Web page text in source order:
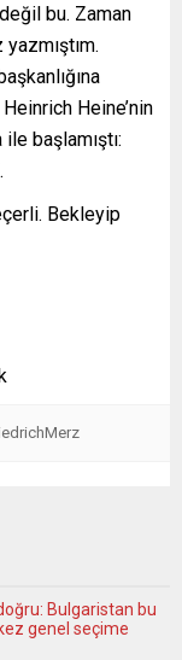
bu. Zaman
Heine’nin
başlamıştı:
Bekleyip